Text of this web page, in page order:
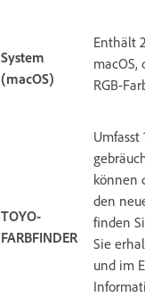
System
(macOS)
Enthält
RGB-
TOYO-
FARBFINDER
Umfasst
können
den
finden
Sie
und im